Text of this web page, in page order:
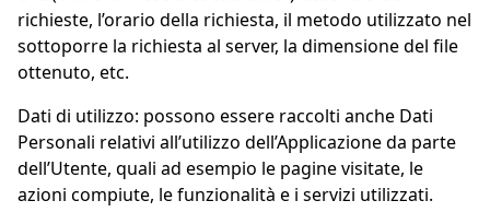
richieste, l’orario della richiesta, il metodo utilizzato nel
sottoporre la richiesta al server, la dimensione del file
ottenuto, etc.
Dati di utilizzo: possono essere raccolti anche Dati
Personali relativi all’utilizzo dell’Applicazione da parte
dell’Utente, quali ad esempio le pagine visitate, le
azioni compiute, le funzionalità e i servizi utilizzati.